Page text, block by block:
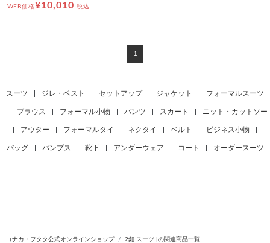
WEB価格¥10,010 税込
1
スーツ ジレ・ベスト セットアップ ジャケット フォーマルスーツ
ブラウス フォーマル小物 パンツ スカート ニット・カットソー
アウター フォーマルタイ ネクタイ ベルト ビジネス小物
バッグ パンプス 靴下 アンダーウェア コート オーダースーツ
コナカ・フタタ公式オンラインショップ 2釦 スーツ |の関連商品一覧